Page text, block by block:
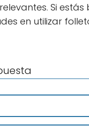
Si
en utilizar